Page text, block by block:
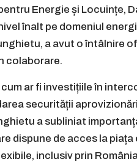
Energie și Locuințe,
înalt pe domeniul
a avut o întâlnire
colaborare.
ar fi investițiile în
securității
a subliniat
dispune de acces la piața
inclusiv prin